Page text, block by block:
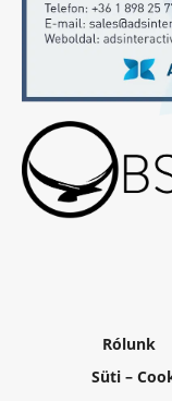
Rólunk
Süti –